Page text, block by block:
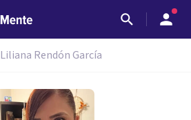
Liliana Rendón García